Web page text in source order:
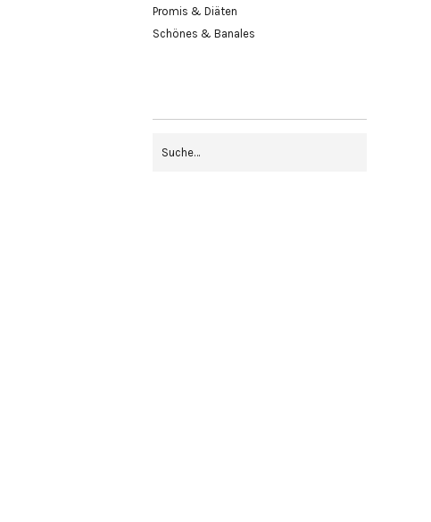
Promis & Diäten
Schönes & Banales